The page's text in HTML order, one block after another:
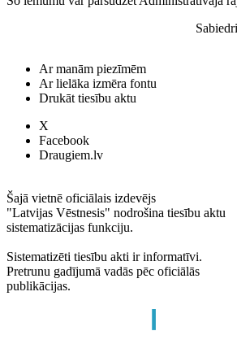
Ar manām piezīmēm
Ar lielāka izmēra fontu
Drukāt tiesību aktu
X
Facebook
Draugiem.lv
Šajā vietnē oficiālais izdevējs
"Latvijas Vēstnesis" nodrošina tiesību aktu
sistematizācijas funkciju.
Sistematizēti tiesību akti ir informatīvi.
Pretrunu gadījumā vadās pēc oficiālās
publikācijas.